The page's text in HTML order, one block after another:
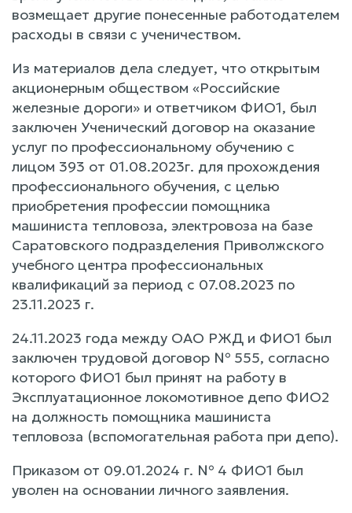
возмещает другие понесенные работодателем
расходы в связи с ученичеством.
Из материалов дела следует, что открытым
акционерным обществом «Российские
железные дороги» и ответчиком ФИО1, был
заключен Ученический договор на оказание
услуг по профессиональному обучению с
лицом 393 от 01.08.2023г. для прохождения
профессионального обучения, с целью
приобретения профессии помощника
машиниста тепловоза, электровоза на базе
Саратовского подразделения Приволжского
учебного центра профессиональных
квалификаций за период с 07.08.2023 по
23.11.2023 г.
24.11.2023 года между ОАО РЖД и ФИО1 был
заключен трудовой договор № 555, согласно
которого ФИО1 был принят на работу в
Эксплуатационное локомотивное депо ФИО2
на должность помощника машиниста
тепловоза (вспомогательная работа при депо).
Приказом от 09.01.2024 г. № 4 ФИО1 был
уволен на основании личного заявления.